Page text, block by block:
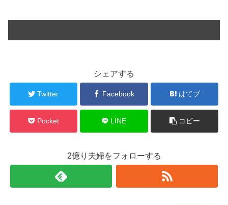
シェアする
Twitter Facebook はてブ
Pocket LINE コピー
2億り夫婦をフォローする